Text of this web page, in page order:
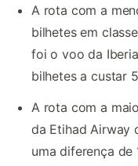
A rota com a
bilhetes em
foi o voo da
bilhetes a custar
A rota com a
da Etihad Airway
uma diferença de